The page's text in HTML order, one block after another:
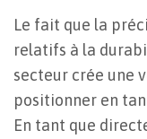
Le fait que la
relatifs à la
secteur crée une
positionner en
En tant que